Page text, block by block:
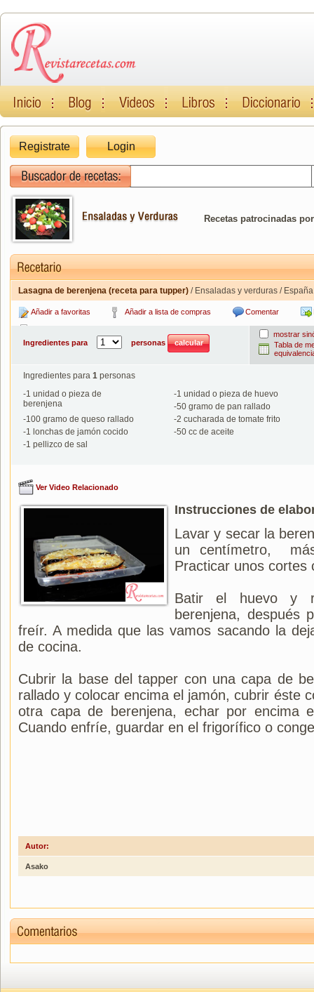
Registrate Login
Recetas patrocinadas
Lasagna de berenjena (receta para tupper) / Ensaladas y verduras / España
Añadir a favoritas Añadir a lista de compras Comentar
Ingredientes para
personas
mostrar
Tabla de
Ingredientes para 1 personas
-1 unidad o pieza de
berenjena
-1 unidad o pieza de huevo
-50 gramo de pan rallado
-100 gramo de queso rallado -2 cucharada de tomate frito
-1 lonchas de jamón cocido -50 cc de aceite
-1 pellizco de sal
Ver Video Relacionado
Instrucciones de
Lavar y secar la
un centímetro,
Practicar unos cortes
Batir el huevo y
berenjena, después
freír. A medida que las vamos sacando la
de cocina.
Cubrir la base del tapper con una capa de
rallado y colocar encima el jamón, cubrir éste
otra capa de berenjena, echar por encima
Cuando enfríe, guardar en el frigorífico o
Autor:
Asako